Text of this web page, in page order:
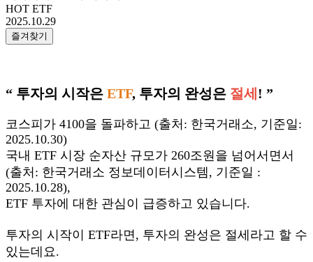
HOT ETF
2025.10.29
즐겨찾기
“ 투자의 시작은 ETF, 투자의 완성은 절세 ! ”
코스피가 4100을 돌파하고 (출처: 한국거래소, 기준일:
2025.10.30)
국내 ETF 시장 순자산 규모가 260조원을 넘어서면서
(출처: 한국거래소 정보데이터시스템, 기준일 :
2025.10.28),
ETF 투자에 대한 관심이 급증하고 있습니다.
투자의 시작이 ETF라면, 투자의 완성은 절세라고 할 수
있는데요.